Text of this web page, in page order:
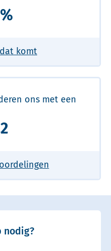
komt
ons met een
nodig?